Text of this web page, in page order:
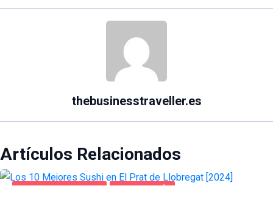
thebusinesstraveller.es
Artículos Relacionados